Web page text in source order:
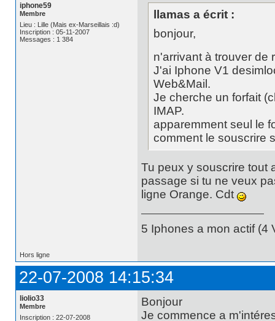
iphone59
Membre
Lieu : Lille (Mais ex-Marseillais :d)
Inscription : 05-11-2007
Messages : 1 384
llamas a écrit :
bonjour,
n'arrivant à trouver de
J'ai Iphone V1
Web&Mail.
Je cherche un forfait
IMAP.
apparemment seul le
comment le souscrire
Tu peux y souscrire tout
passage si tu ne veux
ligne Orange. Cdt
5 Iphones a mon actif (4
Hors ligne
22-07-2008 14:15:34
liolio33
Membre
Inscription : 22-07-2008
Bonjour
Je commence a